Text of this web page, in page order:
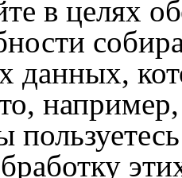
обработке
67